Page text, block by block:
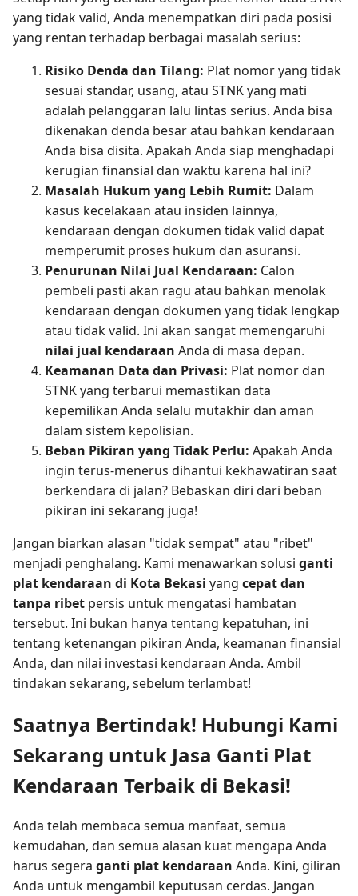
yang tidak valid, Anda menempatkan diri pada posisi
yang rentan terhadap berbagai masalah serius:
Risiko Denda dan Tilang: Plat nomor yang tidak
sesuai standar, usang, atau STNK yang mati
adalah pelanggaran lalu lintas serius. Anda bisa
dikenakan denda besar atau bahkan kendaraan
Anda bisa disita. Apakah Anda siap menghadapi
kerugian finansial dan waktu karena hal ini?
Masalah Hukum yang Lebih Rumit: Dalam
kasus kecelakaan atau insiden lainnya,
kendaraan dengan dokumen tidak valid dapat
memperumit proses hukum dan asuransi.
Penurunan Nilai Jual Kendaraan: Calon
pembeli pasti akan ragu atau bahkan menolak
kendaraan dengan dokumen yang tidak lengkap
atau tidak valid. Ini akan sangat memengaruhi
nilai jual kendaraan Anda di masa depan.
Keamanan Data dan Privasi: Plat nomor dan
STNK yang terbarui memastikan data
kepemilikan Anda selalu mutakhir dan aman
dalam sistem kepolisian.
Beban Pikiran yang Tidak Perlu: Apakah Anda
ingin terus-menerus dihantui kekhawatiran saat
berkendara di jalan? Bebaskan diri dari beban
pikiran ini sekarang juga!
Jangan biarkan alasan "tidak sempat" atau "ribet"
menjadi penghalang. Kami menawarkan solusi ganti
plat kendaraan di Kota Bekasi yang cepat dan
tanpa ribet persis untuk mengatasi hambatan
tersebut. Ini bukan hanya tentang kepatuhan, ini
tentang ketenangan pikiran Anda, keamanan finansial
Anda, dan nilai investasi kendaraan Anda. Ambil
tindakan sekarang, sebelum terlambat!
Saatnya Bertindak! Hubungi Kami
Sekarang untuk Jasa Ganti Plat
Kendaraan Terbaik di Bekasi!
Anda telah membaca semua manfaat, semua
kemudahan, dan semua alasan kuat mengapa Anda
harus segera ganti plat kendaraan Anda. Kini, giliran
Anda untuk mengambil keputusan cerdas. Jangan